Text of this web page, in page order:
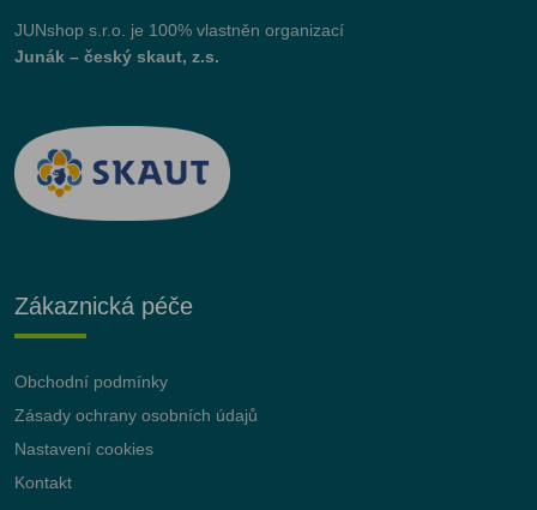
JUNshop s.r.o.
je 100% vlastněn organizací
Junák – český skaut, z.s.
Zákaznická péče
Obchodní podmínky
Zásady ochrany osobních údajů
Nastavení cookies
Kontakt